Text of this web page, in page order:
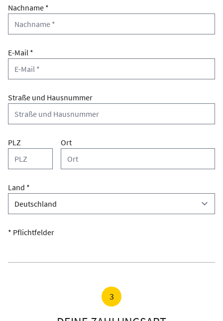
Nachname *
E-Mail *
Straße und Hausnummer
PLZ Ort
Land *
* Pflichtfelder
3